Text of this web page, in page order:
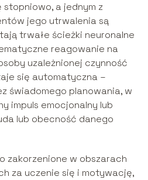
stopniowo, a jednym z
jego utrwalenia są
trwałe ścieżki neuronalne
reagowanie na
uzależnionej czynność
się automatyczna –
świadomego planowania, w
impuls emocjonalny lub
lub obecność danego
zakorzenione w obszarach
za uczenie się i motywację,